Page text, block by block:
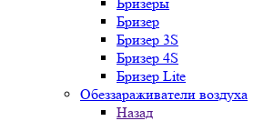
Бризер
Бризер 3S
Бризер 4S
Бризер Lite
Обеззараживатели воздуха
Назад